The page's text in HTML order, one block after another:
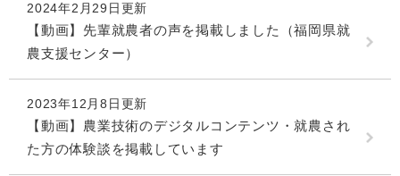
2024年2月29日更新
【動画】先輩就農者の声を掲載しました（福岡県就
農支援センター）
2023年12月8日更新
【動画】農業技術のデジタルコンテンツ・就農され
た方の体験談を掲載しています